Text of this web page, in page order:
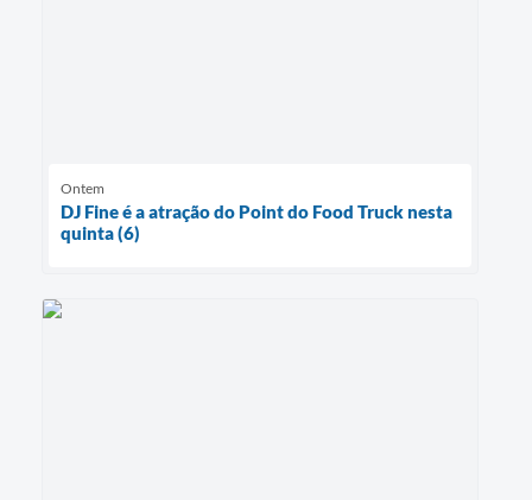
Ontem
DJ Fine é a atração do Point do Food Truck nesta
quinta (6)